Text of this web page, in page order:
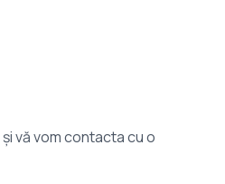
vă vom contacta cu o